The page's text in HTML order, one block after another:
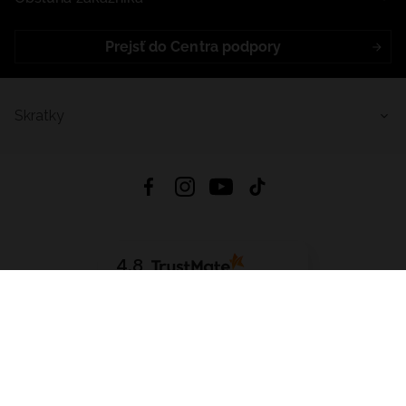
Prejsť do Centra podpory
4.8